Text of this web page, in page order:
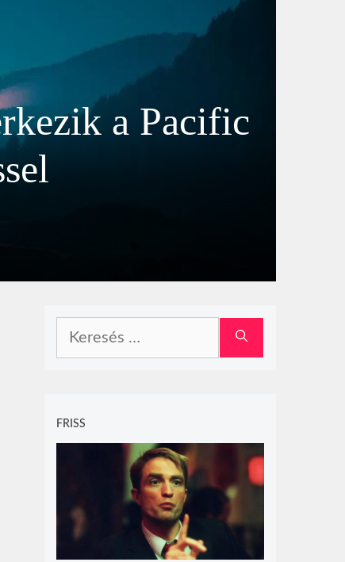
a Pacific
FRISS